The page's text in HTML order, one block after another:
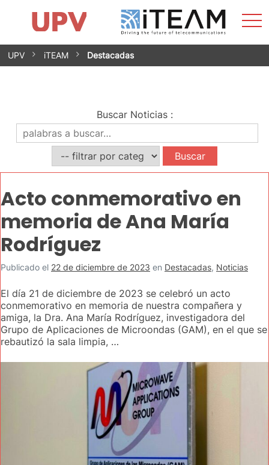
Saltar
Impacto
Grupos de investigación
Instalaciones
Spin-offs
Contacto
Prácticas
Noticias
Unidad de Igualdad
UPV iTEAM Destacadas
Buscar Noticias:
Acto conmemorativo en
memoria de Ana María
Rodríguez
Publicado el 22 de diciembre de 2023 en Destacadas, Noticias
El día 21 de diciembre de 2023 se celebró un acto
conmemorativo en memoria de nuestra compañera y
amiga, la Dra. Ana María Rodríguez, investigadora del
Grupo de Aplicaciones de Microondas (GAM), en el que se
rebautizó la sala limpia, …